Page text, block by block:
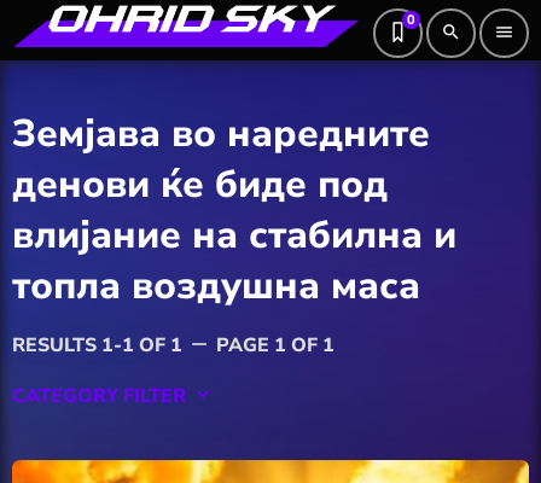
0
search menu
Земјава во наредните
денови ќе биде под
влијание на стабилна и
топла воздушна маса
RESULTS 1-1 OF 1 remove PAGE 1 OF 1
CATEGORY FILTER keyboard_arrow_down